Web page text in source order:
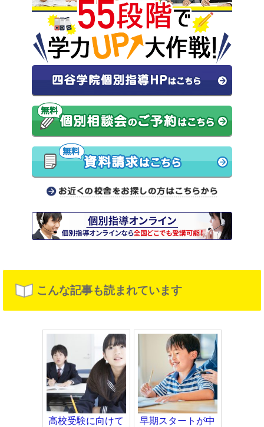
こんな記事も読まれています
高校受験に向けて
早期スタートが中